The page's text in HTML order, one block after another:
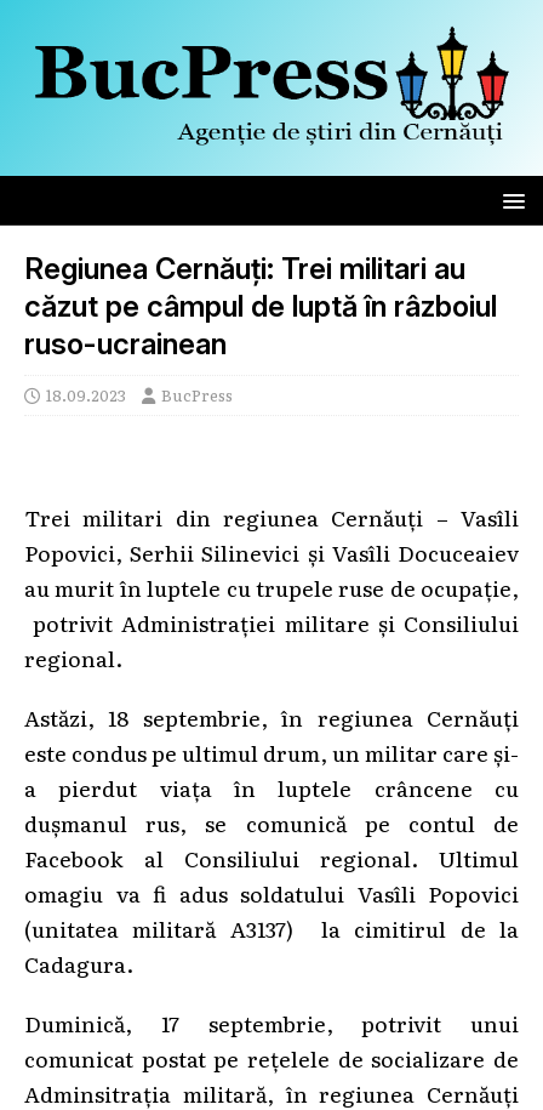
Regiunea Cernăuți: Trei militari au
căzut pe câmpul de luptă în râzboiul
ruso-ucrainean
18.09.2023 BucPress
Trei militari din regiunea Cernăuți – Vasîli
Popovici, Serhii Silinevici și Vasîli Docuceaiev
au murit în luptele cu trupele ruse de ocupație,
potrivit Administrației militare și Consiliului
regional.
Astăzi, 18 septembrie, în regiunea Cernăuți
este condus pe ultimul drum, un militar care și-
a pierdut viața în luptele crâncene cu
dușmanul rus, se comunică pe contul de
Facebook al Consiliului regional. Ultimul
omagiu va fi adus soldatului Vasîli Popovici
(unitatea militară A3137) la cimitirul de la
Cadagura.
Duminică, 17 septembrie, potrivit unui
comunicat postat pe rețelele de socializare de
Adminsitrația militară, în regiunea Cernăuți